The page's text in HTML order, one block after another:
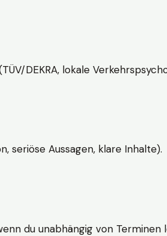
DEKRA, lokale
seriöse Aussagen, klare Inhalte).
du unabhängig von Terminen